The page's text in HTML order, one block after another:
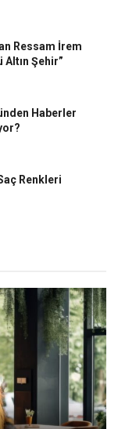
Ressam İrem
Altın Şehir”
Haberler
Renkleri